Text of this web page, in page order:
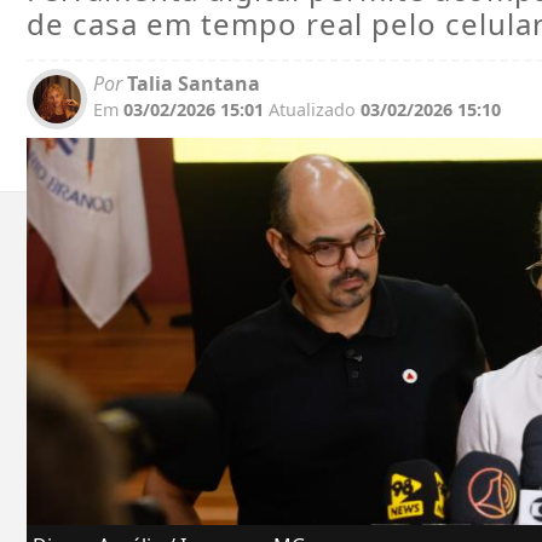
de casa em tempo real pelo
PorTalia Santana
Em 03/02/2026 15:01 Atualizado 03/02/2026 15:10